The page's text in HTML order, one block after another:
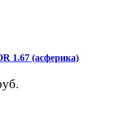
1.67 (асферика)